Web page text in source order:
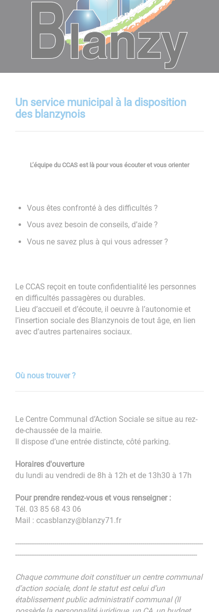
Un service municipal à la disposition
des blanzynois
L’équipe du CCAS est là pour vous écouter et vous orienter
Vous êtes confronté à des difficultés ?
Vous avez besoin de conseils, d’aide ?
Vous ne savez plus à qui vous adresser ?
Le CCAS reçoit en toute confidentialité les personnes
en difficultés passagères ou durables.
Lieu d’accueil et d’écoute, il oeuvre à l’autonomie et
l’insertion sociale des Blanzynois de tout âge, en lien
avec d’autres partenaires sociaux.
Où nous trouver ?
Le Centre Communal d’Action Sociale se situe au rez-
de-chaussée de la mairie.
Il dispose d’une entrée distincte, côté parking.
Horaires d'ouverture
du lundi au vendredi de 8h à 12h et de 13h30 à 17h
Pour prendre rendez-vous et vous renseigner :
Tél. 03 85 68 43 06
Mail : ccasblanzy@blanzy71.fr
------------------------------------------------------------------------------------------------
---------------------------------------------------------------------------------------------
Chaque commune doit constituer un centre communal
d’action sociale, dont le statut est celui d’un
établissement public administratif communal (Il